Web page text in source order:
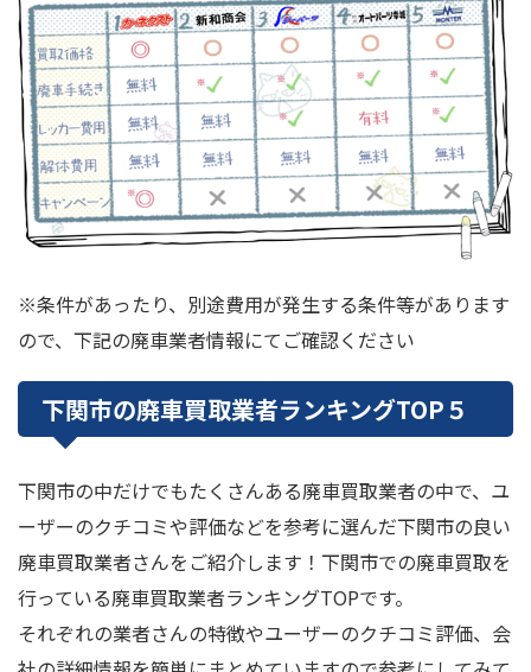
※条件があったり、別途費用が発生する条件等があります
ので、下記の廃車業者情報にてご確認ください
下関市の廃車買取業者ランキングTOP５
下関市の中だけでもたくさんある廃車買取業者の中で、ユ
ーザーのクチコミや評価などを参考に選んだ下関市の良い
廃車買取業者さんをご紹介します！下関市での廃車買取を
行っている廃車買取業者ランキングTOPです。
それぞれの業者さんの特徴やユーザーのクチコミ評価、会